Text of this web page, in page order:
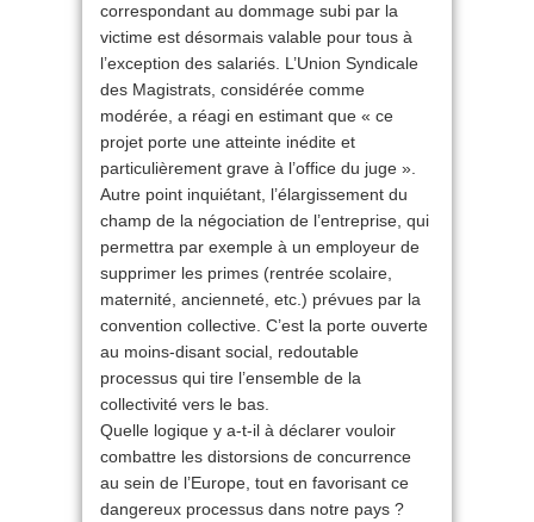
correspondant au dommage subi par la
victime est désormais valable pour tous à
l’exception des salariés. L’Union Syndicale
des Magistrats, considérée comme
modérée, a réagi en estimant que « ce
projet porte une atteinte inédite et
particulièrement grave à l’office du juge ».
Autre point inquiétant, l’élargissement du
champ de la négociation de l’entreprise, qui
permettra par exemple à un employeur de
supprimer les primes (rentrée scolaire,
maternité, ancienneté, etc.) prévues par la
convention collective. C’est la porte ouverte
au moins-disant social, redoutable
processus qui tire l’ensemble de la
collectivité vers le bas.
Quelle logique y a-t-il à déclarer vouloir
combattre les distorsions de concurrence
au sein de l’Europe, tout en favorisant ce
dangereux processus dans notre pays ?